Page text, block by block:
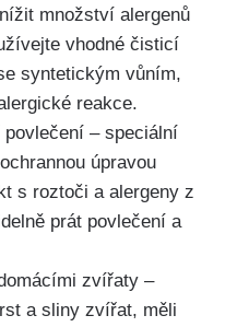
množství alergenů‌
vhodné čisticí
syntetickým vůním,
reakce.
– speciální
úpravou
‌s roztoči a alergeny z
prát⁣ povlečení a
zvířaty –
a sliny zvířat, měli